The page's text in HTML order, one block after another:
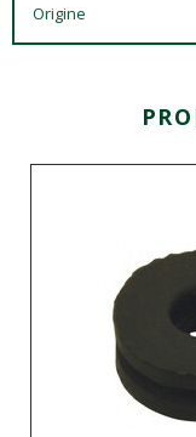
Origine